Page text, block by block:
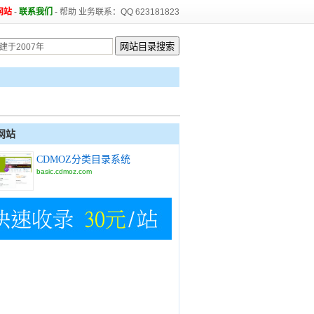
站 - 联系我们 - 帮助 业务联系：QQ 623181823
站
CDMOZ分类目录系统
basic.cdmoz.com